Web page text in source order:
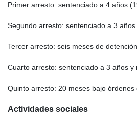
Primer arresto: sentenciado a 4 años
Segundo arresto: sentenciado a 3
Tercer arresto: seis meses de
Cuarto arresto: sentenciado a 3 años y
Quinto arresto: 20 meses bajo
Actividades sociales